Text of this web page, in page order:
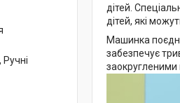
дітей.
дітей, які
Машинка
забезпечує
заокругленими
Ручні